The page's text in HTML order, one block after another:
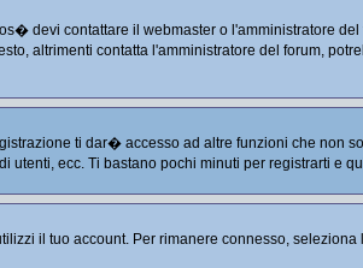
devi contattare il webmaster o l'amministratore
altrimenti contatta l'amministratore del forum,
ti dar� accesso ad altre funzioni che non
ecc. Ti bastano pochi minuti per registrarti e
il tuo account. Per rimanere connesso,